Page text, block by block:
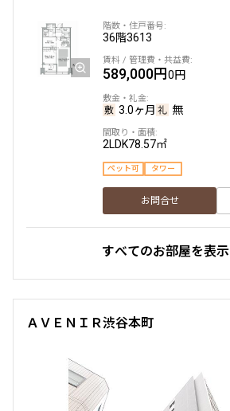
36階3613
589,000円0円
3.0ヶ月 無
2LDK78.57㎡
ペット可 タワー
お問合せ
すべてのお部屋を表示
ＡＶＥＮＩＲ渋谷本町